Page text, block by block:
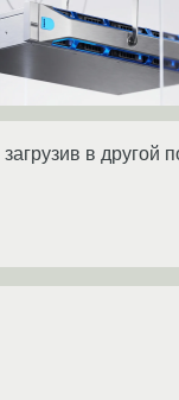
в другой